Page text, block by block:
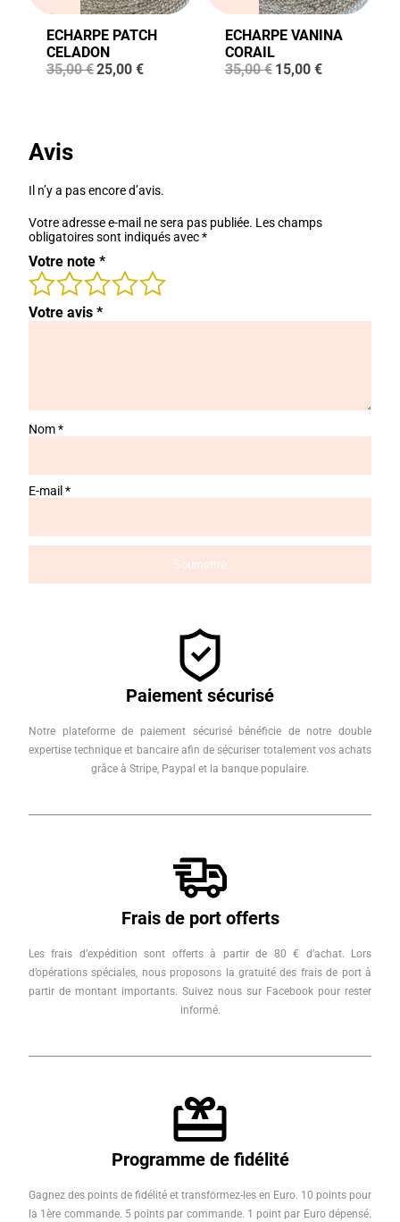
ECHARPE PATCH
CELADON
35,00€Le
25,00 €Le
ECHARPE VANINA
CORAIL
35,00€ Le
15,00 €Le
Avis
Il n’y a pas encore d’avis.
Votre adresse e-mail ne sera pas publiée. Les champs
obligatoires sont indiqués avec*
Votre note *
Votre avis *
Nom*
E-mail *
Paiement sécurisé
Notre plateforme de paiement sécurisé bénéficie de notre double
expertise technique et bancaire afin de sécuriser totalement vos achats
grâce à Stripe, Paypal et la banque populaire.
Frais de port offerts
Les frais d’expédition sont offerts à partir de 80 € d’achat. Lors
d’opérations spéciales, nous proposons la gratuité des frais de port à
partir de montant importants. Suivez nous sur Facebook pour rester
informé.
Programme de fidélité
Gagnez des points de fidélité et transformez-les en Euro. 10 points pour
la 1ère commande. 5 points par commande. 1 point par Euro dépensé.